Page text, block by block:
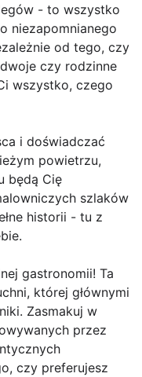
- to wszystko
niezapomnianego
od tego, czy
czy rodzinne
wszystko, czego
i doświadczać
powietrzu,
będą Cię
szlaków
historii - tu z
gastronomii! Ta
której głównymi
Zasmakuj w
przez
czy preferujesz